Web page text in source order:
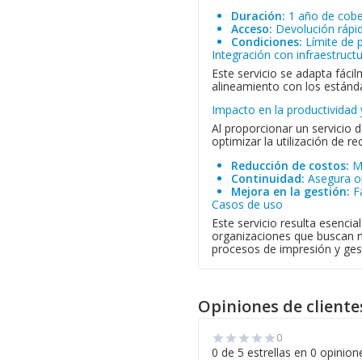
Duración: 1 año de
Acceso: Devolución
Condiciones: Límite de
Integración con
Este servicio se adapta
alineamiento con los
Impacto en la
Al proporcionar un servicio
optimizar la utilización de
Reducción de costos:
Continuidad: Asegura
Mejora en la gestión:
Casos de uso
Este servicio resulta
organizaciones que buscan
procesos de impresión y
Opiniones de
star star star star star0
0 de 5 estrellas en 0